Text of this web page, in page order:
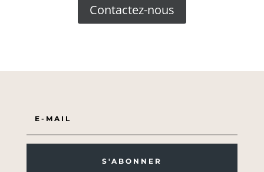
Contactez-nous
S'ABONNER